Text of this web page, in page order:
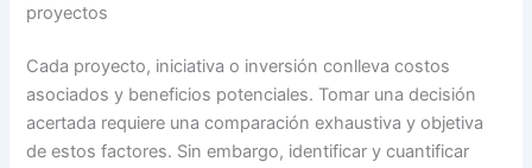
proyectos
Cada proyecto, iniciativa o inversión conlleva costos
asociados y beneficios potenciales. Tomar una decisión
acertada requiere una comparación exhaustiva y objetiva
de estos factores. Sin embargo, identificar y cuantificar